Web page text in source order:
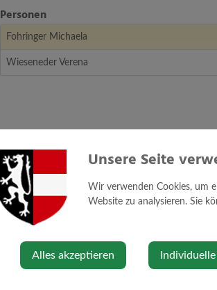
Personen
Fohringer Michaela
Wieseneder Verena
Unsere Seite
Wir verwenden Cookies, um
Website zu analysieren. Sie
Alles akzeptieren